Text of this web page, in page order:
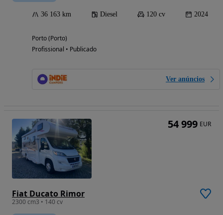
36 163 km Diesel 120 cv 2024
Porto (Porto)
Profissional • Publicado
Ver anúncios
Fiat Ducato Rimor
2300 cm3 • 140 cv
54 999 EUR